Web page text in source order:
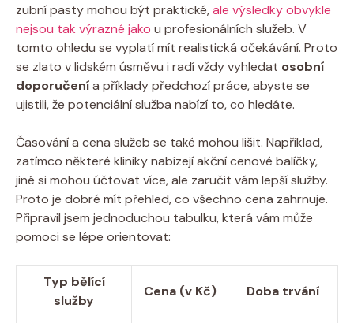
zubní pasty mohou být praktické,ale výsledky obvykle
nejsou tak výrazné jako u profesionálních služeb. V
tomto ohledu se vyplatí mít realistická očekávání. Proto
se zlato v lidském úsměvu i radí vždy vyhledat osobní
doporučenía příklady předchozí práce, abyste se
ujistili, že potenciální služba nabízí to, co hledáte.
Časování a cena služeb se také mohou lišit. Například,
zatímco některé kliniky nabízejí akční cenové balíčky,
jiné si mohou účtovat více, ale zaručit vám lepší služby.
Proto je dobré mít přehled, co všechno cena zahrnuje.
Připravil jsem jednoduchou tabulku, která vám může
pomoci se lépe orientovat:
Typ bělící
služby
Cena (v Kč) Doba trvání